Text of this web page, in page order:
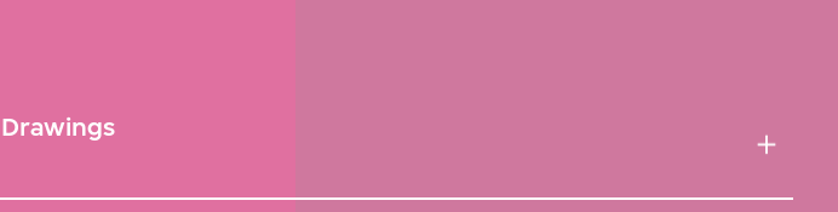
Drawings